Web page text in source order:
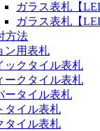
ガラス表札【
ガラス表札【
方法
ン用表札
ックタイル表札
ークタイル表札
ータイル表札
タイル表札
タイル表札